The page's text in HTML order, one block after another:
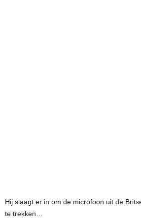
Hij slaagt er in om de microfoon uit de
te trekken…